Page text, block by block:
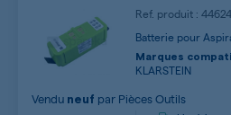
Ref. produit :
Batterie pour
Marques
KLARSTEIN
Vendu neuf par Pièces Outils